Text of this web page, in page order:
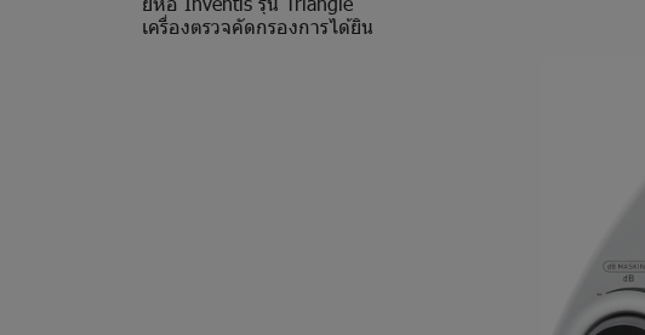
เครื่องตรวจคัดกรองการได้ยิน